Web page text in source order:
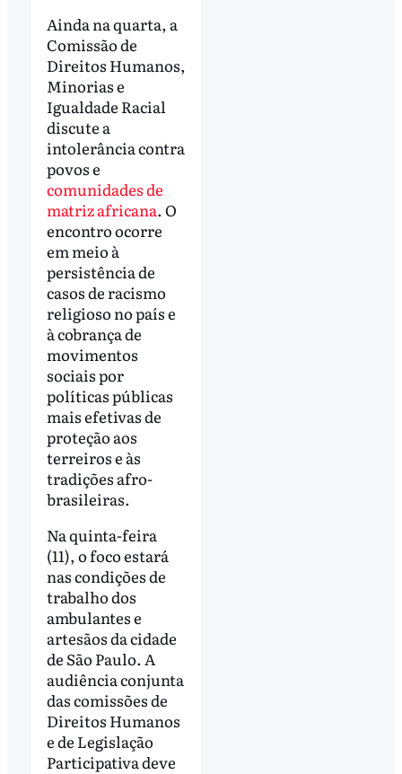
Ainda na quarta, a
Comissão de
Direitos Humanos,
Minorias e
Igualdade Racial
discute a
intolerância contra
povos e
comunidades de
matriz africana. O
encontro ocorre
em meio à
persistência de
casos de racismo
religioso no país e
à cobrança de
movimentos
sociais por
políticas públicas
mais efetivas de
proteção aos
terreiros e às
tradições afro-
brasileiras.
Na quinta-feira
(11), o foco estará
nas condições de
trabalho dos
ambulantes e
artesãos da cidade
de São Paulo. A
audiência conjunta
das comissões de
Direitos Humanos
e de Legislação
Participativa deve